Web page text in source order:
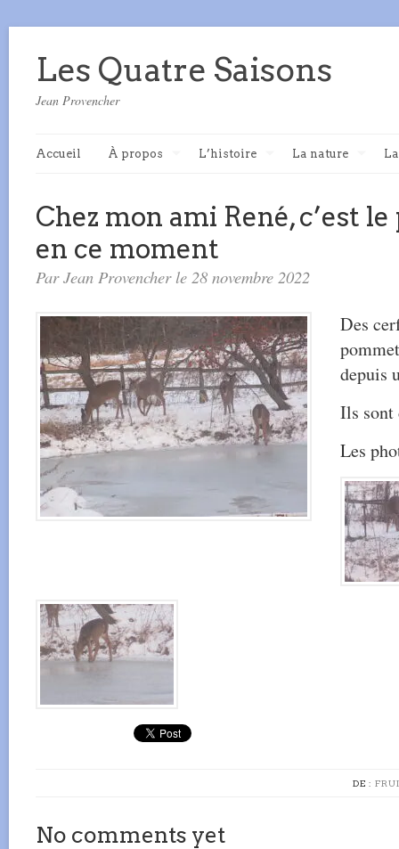
Les Quatre Saisons
Jean Provencher
Accueil À propos L’histoire La nature
Chez mon ami René, c’est
en ce moment
Par Jean Provencher le 28 novembre 2022
Des
depuis
Ils sont
Les
DE :
No comments yet